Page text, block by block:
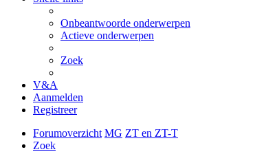
Onbeantwoorde onderwerpen
Actieve onderwerpen
Zoek
V&A
Aanmelden
Registreer
Forumoverzicht MG ZT en ZT-T
Zoek